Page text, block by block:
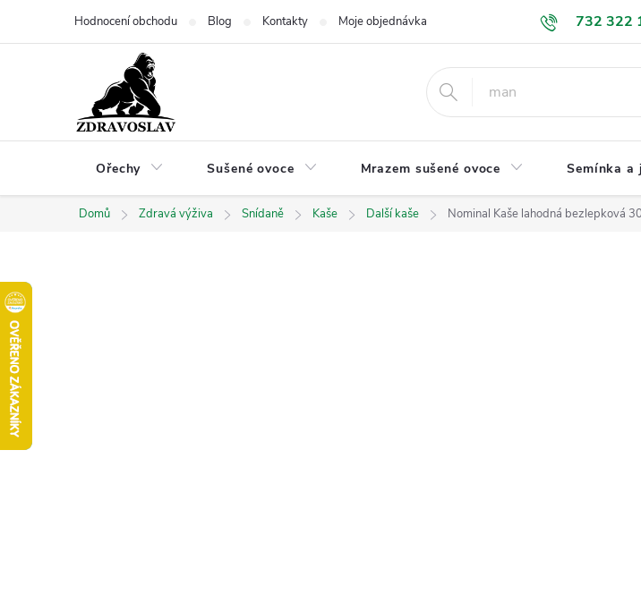
732 322
Hodnocení obchodu Blog Kontakty Moje objednávka GDPR a ochrana osobních údajů
Ořechy Sušené ovoce Mrazem sušené ovoce Semínka a
Domů Zdravá výživa Snídaně Kaše Další kaše Nominal Kaše lahodná bezlepková